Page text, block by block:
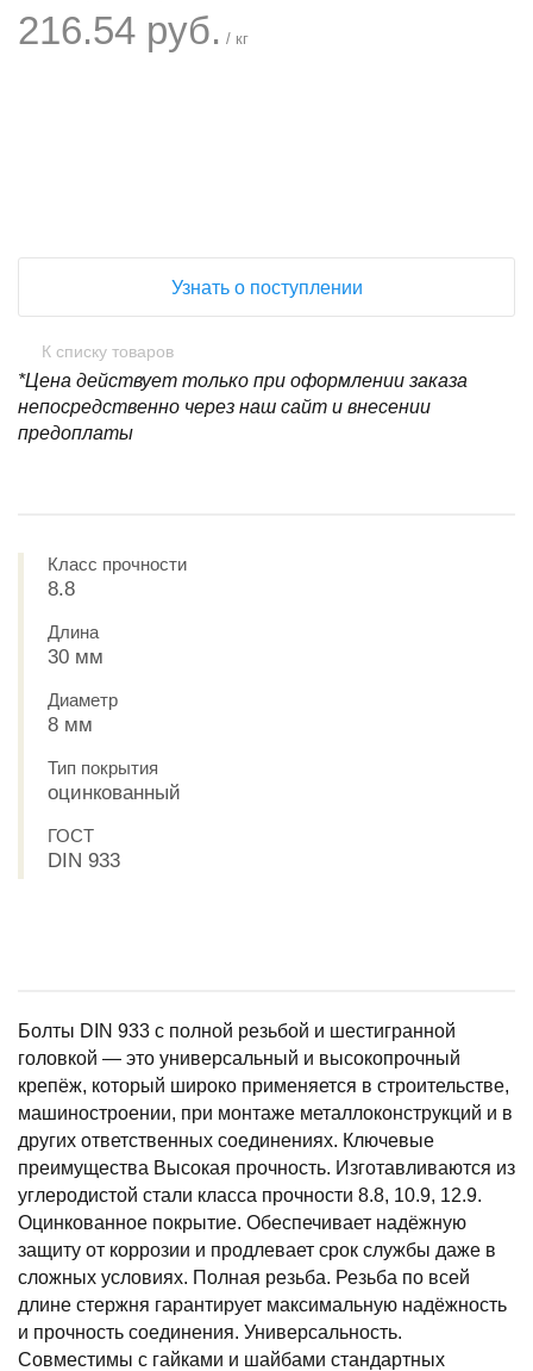
216.54 руб. / кг
Узнать о поступлении
К списку товаров
*Цена действует только при оформлении заказа
непосредственно через наш сайт и внесении
предоплаты
Класс прочности
8.8
Длина
30 мм
Диаметр
8 мм
Тип покрытия
оцинкованный
ГОСТ
DIN 933
Болты DIN 933 с полной резьбой и шестигранной
головкой — это универсальный и высокопрочный
крепёж, который широко применяется в строительстве,
машиностроении, при монтаже металлоконструкций и в
других ответственных соединениях. Ключевые
преимущества Высокая прочность. Изготавливаются из
углеродистой стали класса прочности 8.8, 10.9, 12.9.
Оцинкованное покрытие. Обеспечивает надёжную
защиту от коррозии и продлевает срок службы даже в
сложных условиях. Полная резьба. Резьба по всей
длине стержня гарантирует максимальную надёжность
и прочность соединения. Универсальность.
Совместимы с гайками и шайбами стандартных